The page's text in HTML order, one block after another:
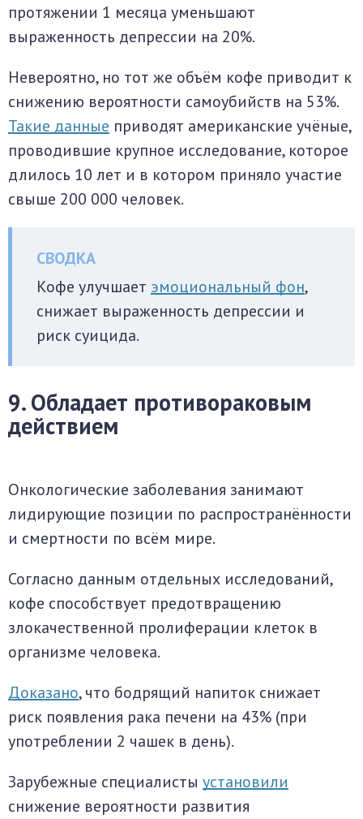
протяжении 1 месяца уменьшают
выраженность депрессии на 20%.
Невероятно, но тот же объём кофе приводит к
снижению вероятности самоубийств на 53%.
Такие данные приводят американские учёные,
проводившие крупное исследование, которое
длилось 10 лет и в котором приняло участие
свыше 200 000 человек.
Кофе улучшает эмоциональный фон,
снижает выраженность депрессии и
риск суицида.
9. Обладает противораковым
действием
Онкологические заболевания занимают
лидирующие позиции по распространённости
и смертности по всём мире.
Согласно данным отдельных исследований,
кофе способствует предотвращению
злокачественной пролиферации клеток в
организме человека.
Доказано, что бодрящий напиток снижает
риск появления рака печени на 43% (при
употреблении 2 чашек в день).
Зарубежные специалисты установили
снижение вероятности развития